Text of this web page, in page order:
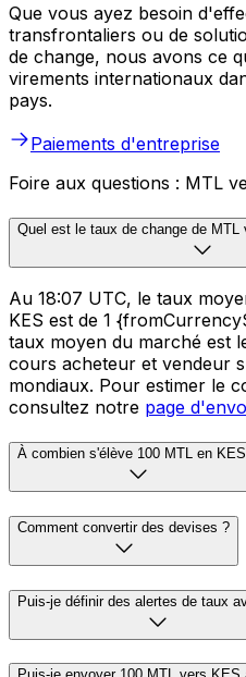
Que vous ayez besoin
transfrontaliers ou de
de change, nous avons ce
virements internationaux
pays.
Paiements d'entreprise
Foire aux questions : MTL
Quel est le taux de change de MTL
Au 18:07 UTC, le taux
KES est de 1
taux moyen du marché est
cours acheteur et vendeur
mondiaux. Pour estimer le
consultez notre page
À combien s'élève 100 MTL en
Comment convertir des devises ?
Puis-je définir des alertes de taux